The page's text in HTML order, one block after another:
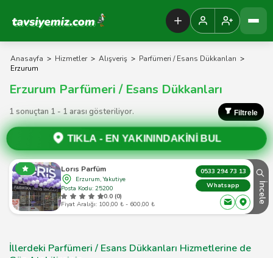
Tavsiyemiz Anasayfa
Anasayfa > Hizmetler > Alışveriş > Parfümeri / Esans Dükkanları >
Erzurum
Erzurum Parfümeri / Esans Dükkanları
1 sonuçtan 1 - 1 arası gösteriliyor. Filtrele
TIKLA -EN YAKININDAKİNİ BUL
Lorıs Parfüm
Erzurum, Yakutiye
Posta Kodu: 25200
0.0 (0)
Fiyat Aralığı: 100,00 ₺ - 600,00 ₺
0533 294 73 13
Whatsapp
İncele
İllerdeki Parfümeri / Esans Dükkanları Hizmetlerine de